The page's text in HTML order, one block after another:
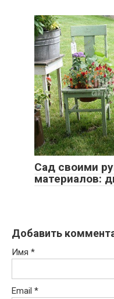
Сад своими
материалов:
Добавить
Имя *
Email *